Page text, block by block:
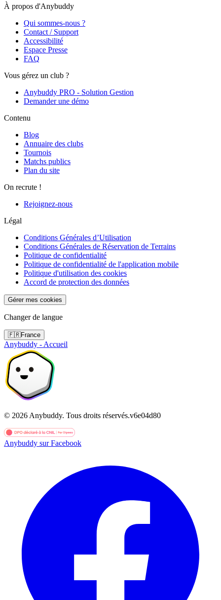
À propos d'Anybuddy
Qui sommes-nous ?
Contact / Support
Accessibilité
Espace Presse
FAQ
Vous gérez un club ?
Anybuddy PRO - Solution Gestion
Demander une démo
Contenu
Blog
Annuaire des clubs
Tournois
Matchs publics
Plan du site
On recrute !
Rejoignez-nous
Légal
Conditions Générales d’Utilisation
Conditions Générales de Réservation de Terrains
Politique de confidentialité
Politique de confidentialité de l'application mobile
Politique d'utilisation des cookies
Accord de protection des données
Gérer mes cookies
Changer de langue
🇫🇷France
Anybuddy - Accueil
© 2026 Anybuddy. Tous droits réservés.v6e04d80
Anybuddy sur Facebook